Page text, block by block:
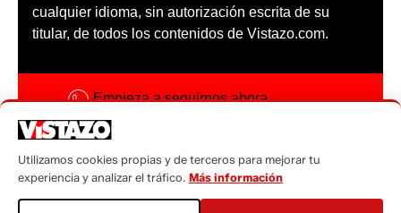
cualquier idioma, sin autorización escrita de su
titular, de todos los contenidos de Vistazo.com.
Empieza a seguirnos ahora
Código ética
Sugerencias a:
Utilizamos cookies propias y de terceros para mejorar tu
experiencia y analizar el tráfico. Más información